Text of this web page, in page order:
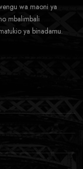
wa maoni ya
mbalimbali
ya binadamu.